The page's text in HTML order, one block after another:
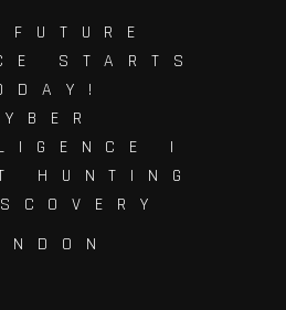
STARTS
|
HUNTING